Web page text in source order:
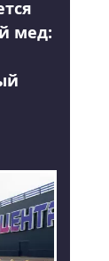
мед: